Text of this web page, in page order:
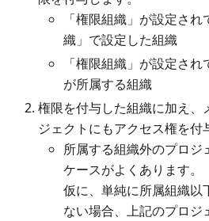
「権限組織」が設定さ
織」で設定した組織
「権限組織」が設定さ
が所属する組織
権限を付与した組織に加え、
ジェクトにもアクセス権を付
所属する組織外のプロジ
ケースがよくあります。
仮に、単純に所属組織以
ない場合、上記のプロジ